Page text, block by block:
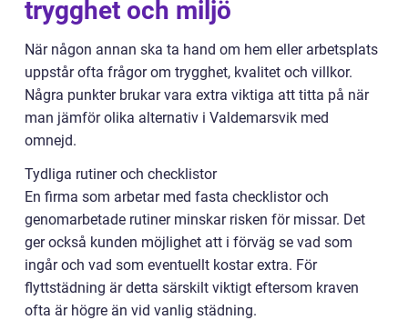
trygghet och miljö
När någon annan ska ta hand om hem eller arbetsplats
uppstår ofta frågor om trygghet, kvalitet och villkor.
Några punkter brukar vara extra viktiga att titta på när
man jämför olika alternativ i Valdemarsvik med
omnejd.
Tydliga rutiner och checklistor
En firma som arbetar med fasta checklistor och
genomarbetade rutiner minskar risken för missar. Det
ger också kunden möjlighet att i förväg se vad som
ingår och vad som eventuellt kostar extra. För
flyttstädning är detta särskilt viktigt eftersom kraven
ofta är högre än vid vanlig städning.